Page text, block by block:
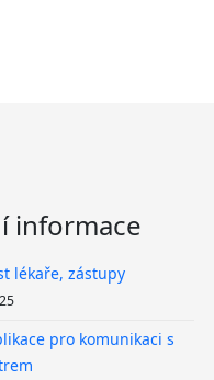
informace
lékaře, zástupy
pro komunikaci s